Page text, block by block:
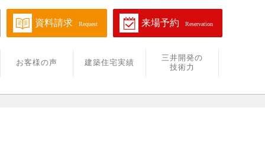
資料請求 Request 来場予約 Reservation
お客様の声 建築住宅実績
三井開発の
技術力